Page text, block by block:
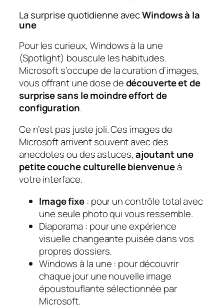
La surprise quotidienne avecWindows à la
une
Pour les curieux, Windows à la une
(Spotlight) bouscule les habitudes.
Microsoft s’occupe de la curation d’images,
vous offrant une dose dedécouverte et de
surprise sans le moindre effort de
configuration.
Ce n’est pas juste joli. Ces images de
Microsoft arrivent souvent avec des
anecdotes ou des astuces,ajoutant une
petite couche culturelle bienvenueà
votre interface.
Image fixe : pour un contrôle total avec
une seule photo qui vous ressemble.
Diaporama : pour une expérience
visuelle changeante puisée dans vos
propres dossiers.
Windows à la une : pour découvrir
chaque jour une nouvelle image
époustouflante sélectionnée par
Microsoft.